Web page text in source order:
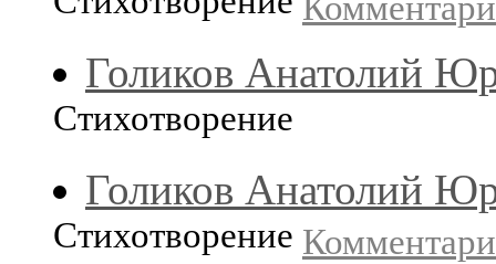
Голиков Анатолий
Стихотворение
Голиков Анатолий
Стихотворение